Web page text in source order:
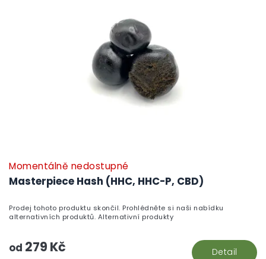
Masterpiece Hash (HHC, HHC-P, CBD)
Momentálně nedostupné
od 279 Kč Detail
Prodej tohoto produktu skončil. Prohlédněte si naši nabídku
alternativních produktů. Alternativní produkty